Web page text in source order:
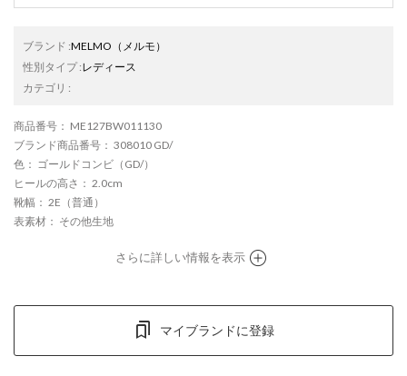
ブランド :MELMO （メルモ）
性別タイプ:レディース
カテゴリ :
商品番号 ： ME127BW011130
ブランド商品番号 ： 308010 GD/
色 ： ゴールドコンビ（GD/）
ヒールの高さ ： 2.0cm
靴幅 ： 2E（普通）
表素材 ： その他生地
さらに詳しい情報を表示
マイブランドに登録